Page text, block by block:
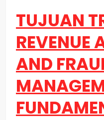
TUJUAN
REVENUE
AND